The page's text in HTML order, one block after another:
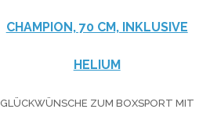
CHAMPION, 70 CM, INKLUSIVE
HELIUM
GLÜCKWÜNSCHE ZUM BOXSPORT MIT